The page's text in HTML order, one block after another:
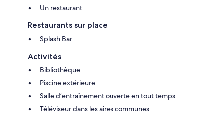
Un restaurant
Restaurants sur place
Splash Bar
Activités
Bibliothèque
Piscine extérieure
Salle d’entraînement ouverte en tout temps
Téléviseur dans les aires communes